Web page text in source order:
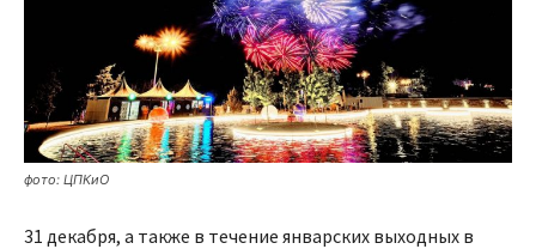
фото: ЦПКиО
31 декабря, а также в течение январских выходных в